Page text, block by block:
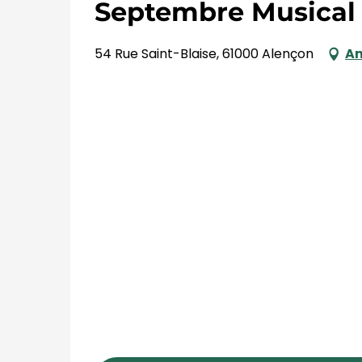
Septembre
54 Rue Saint-Blaise, 61000 Alençon